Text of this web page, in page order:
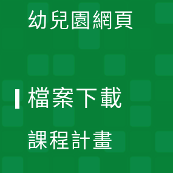
幼兒園網頁
檔案下載
課程計畫